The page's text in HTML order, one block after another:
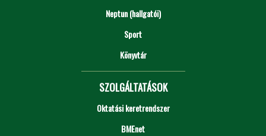
Neptun (hallgatói)
Sport
Könyvtár
SZOLGÁLTATÁSOK
Oktatási keretrendszer
BMEnet